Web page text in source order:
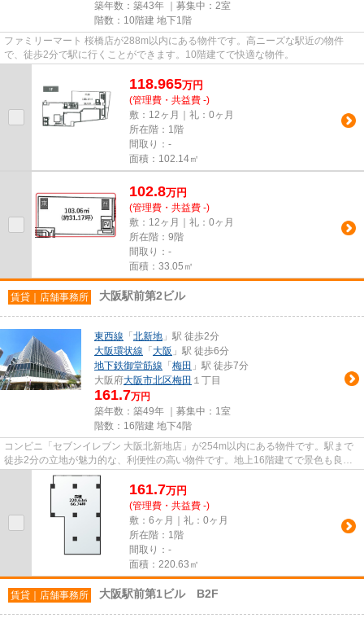
築年数：築43年 ｜募集中： 2室
階数：10階建 地下1階
ファミリーマート 桜橋店が288m以内にある物件です。高ニーズな駅近の物件
で、徒歩2分で駅に行くことができます。10階建てで快適な物件。
118.965万円
(管理費・共益費 -)
敷：12ヶ月｜礼：0ヶ月
所在階：1階
間取り：-
面積：102.14㎡
102.8万円
(管理費・共益費 -)
敷：12ヶ月｜礼：0ヶ月
所在階：9階
間取り：-
面積：33.05㎡
賃貸｜店舗事務所 大阪駅前第2ビル
東西線 「 北新地 」駅 徒歩2分
大阪環状線 「 大阪 」駅 徒歩6分
地下鉄御堂筋線 「 梅田 」駅 徒歩7分
大阪府大阪市北区梅田 １丁目
161.7万円
築年数：築49年 ｜募集中： 1室
階数：16階建 地下4階
コンビニ「セブンイレブン 大阪北新地店」が254m以内にある物件です。駅まで
徒歩2分の立地が魅力的な、利便性の高い物件です。地上16階建てで景色も良
く、多数のお問い合わせをいただ...
161.7万円
(管理費・共益費 -)
敷：6ヶ月｜礼：0ヶ月
所在階：1階
間取り：-
面積：220.63㎡
賃貸｜店舗事務所 大阪駅前第1ビル B2F